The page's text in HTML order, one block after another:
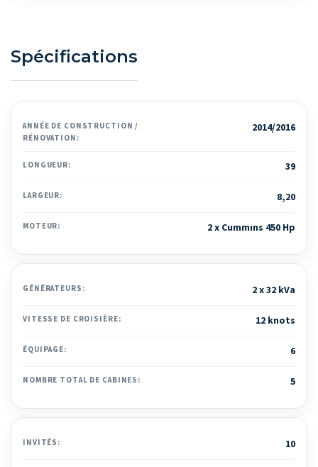
Spécifications
ANNÉE DE CONSTRUCTION /
RÉNOVATION:
2014/2016
LONGUEUR: 39
LARGEUR: 8,20
MOTEUR: 2 x Cummıns 450 Hp
GÉNÉRATEURS: 2 x 32 kVa
VITESSE DE CROISIÈRE: 12 knots
ÉQUIPAGE: 6
NOMBRE TOTAL DE CABINES: 5
INVITÉS: 10